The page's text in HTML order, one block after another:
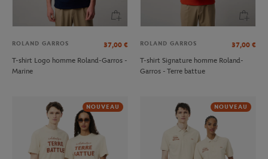
ROLAND GARROS 37,00 €
T-shirt Logo homme Roland-Garros -
Marine
ROLAND GARROS 37,00 €
T-shirt Signature homme Roland-
Garros - Terre battue
NOUVEAU NOUVEAU